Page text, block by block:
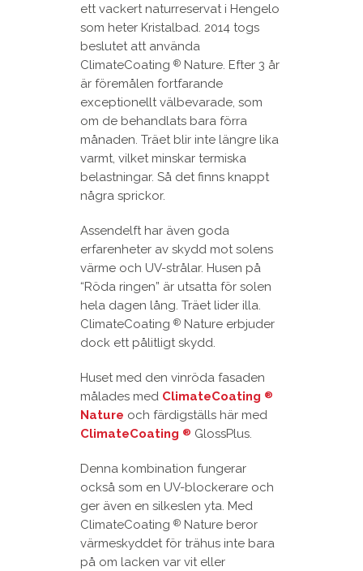
ett vackert naturreservat i Hengelo
som heter Kristalbad. 2014 togs
beslutet att använda
ClimateCoating ® Nature. Efter 3 år
är föremålen fortfarande
exceptionellt välbevarade, som
om de behandlats bara förra
månaden. Träet blir inte längre lika
varmt, vilket minskar termiska
belastningar. Så det finns knappt
några sprickor.
Assendelft har även goda
erfarenheter av skydd mot solens
värme och UV-strålar. Husen på
“Röda ringen” är utsatta för solen
hela dagen lång. Träet lider illa.
ClimateCoating ® Nature erbjuder
dock ett pålitligt skydd.
Huset med den vinröda fasaden
målades med ClimateCoating ®
Nature och färdigställs här med
ClimateCoating ® GlossPlus.
Denna kombination fungerar
också som en UV-blockerare och
ger även en silkeslen yta. Med
ClimateCoating ® Nature beror
värmeskyddet för trähus inte bara
på om lacken var vit eller